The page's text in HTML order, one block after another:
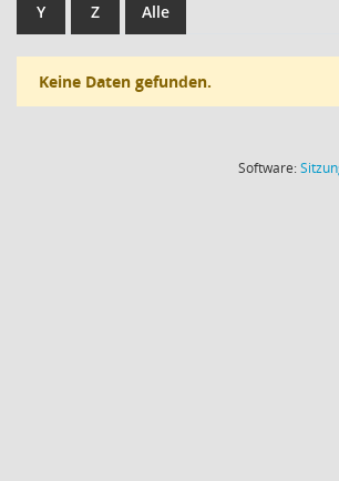
Y Z Alle
Keine Daten gefunden.
Software: